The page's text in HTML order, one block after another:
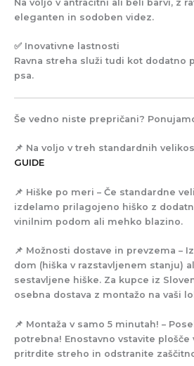
Na voljo v antracitni ali beli barvi, z
eleganten in sodoben videz.
✅ Inovativne lastnosti
Ravna streha služi tudi kot dodatno
psa.
Še vedno niste prepričani?
📌 Na voljo v treh standardnih
GUIDE
📌 Hiške po meri – Če standardne
izdelamo prilagojeno hiško z
vinilnim podom ali mehko blazino.
📌 Možnosti dostave in prevzema –
dom (hiška v razstavljenem stanju)
sestavljene hiške. Za kupce iz
osebna dostava z montažo na vaši
📌 Montaža v samo 5 minutah! –
potrebna! Enostavno vstavite plošče
pritrdite streho in odstranite